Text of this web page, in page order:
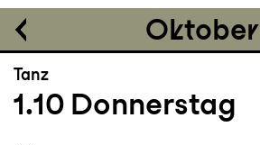
Oktober
CHF 25-70
Tanz
1.10 Donnerstag